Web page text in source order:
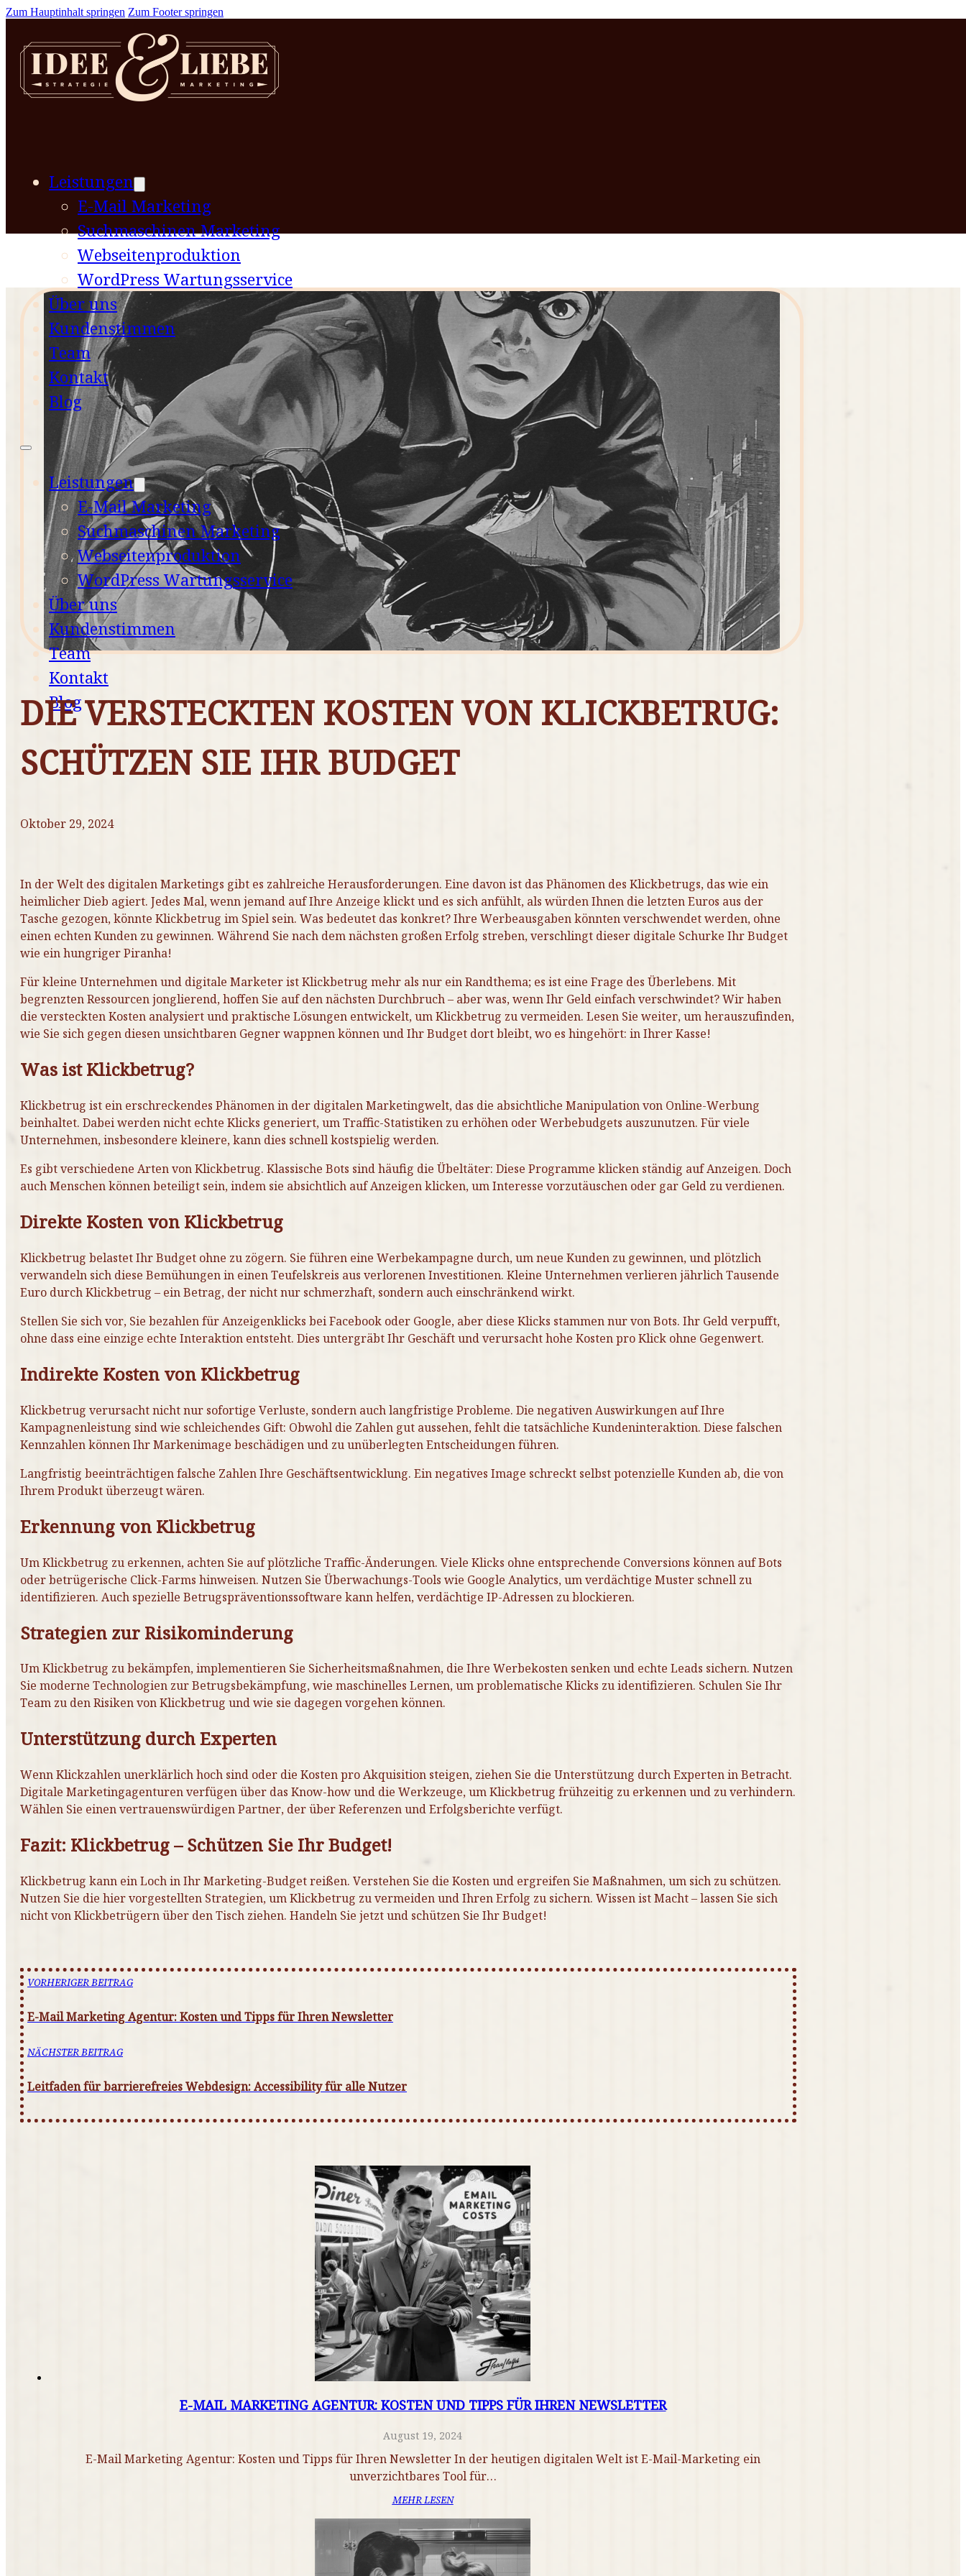
Zum Hauptinhalt springen Zum Footer springen
Leistungen
E-Mail Marketing
Suchmaschinen Marketing
Webseitenproduktion
WordPress Wartungsservice
Über uns
Kundenstimmen
Team
Kontakt
Blog
Leistungen
E-Mail Marketing
Suchmaschinen Marketing
Webseitenproduktion
WordPress Wartungsservice
Über uns
Kundenstimmen
Team
Kontakt
Blog
DIE VERSTECKTEN KOSTEN VON KLICKBETRUG:
SCHÜTZEN SIE IHR BUDGET
Oktober 29, 2024
In der Welt des digitalen Marketings gibt es zahlreiche Herausforderungen. Eine davon ist das Phänomen des Klickbetrugs, das wie ein
heimlicher Dieb agiert. Jedes Mal, wenn jemand auf Ihre Anzeige klickt und es sich anfühlt, als würden Ihnen die letzten Euros aus der
Tasche gezogen, könnte Klickbetrug im Spiel sein. Was bedeutet das konkret? Ihre Werbeausgaben könnten verschwendet werden, ohne
einen echten Kunden zu gewinnen. Während Sie nach dem nächsten großen Erfolg streben, verschlingt dieser digitale Schurke Ihr Budget
wie ein hungriger Piranha!
Für kleine Unternehmen und digitale Marketer ist Klickbetrug mehr als nur ein Randthema; es ist eine Frage des Überlebens. Mit
begrenzten Ressourcen jonglierend, hoffen Sie auf den nächsten Durchbruch – aber was, wenn Ihr Geld einfach verschwindet? Wir haben
die versteckten Kosten analysiert und praktische Lösungen entwickelt, um Klickbetrug zu vermeiden. Lesen Sie weiter, um herauszufinden,
wie Sie sich gegen diesen unsichtbaren Gegner wappnen können und Ihr Budget dort bleibt, wo es hingehört: in Ihrer Kasse!
Was ist Klickbetrug?
Klickbetrug ist ein erschreckendes Phänomen in der digitalen Marketingwelt, das die absichtliche Manipulation von Online-Werbung
beinhaltet. Dabei werden nicht echte Klicks generiert, um Traffic-Statistiken zu erhöhen oder Werbebudgets auszunutzen. Für viele
Unternehmen, insbesondere kleinere, kann dies schnell kostspielig werden.
Es gibt verschiedene Arten von Klickbetrug. Klassische Bots sind häufig die Übeltäter: Diese Programme klicken ständig auf Anzeigen. Doch
auch Menschen können beteiligt sein, indem sie absichtlich auf Anzeigen klicken, um Interesse vorzutäuschen oder gar Geld zu verdienen.
Direkte Kosten von Klickbetrug
Klickbetrug belastet Ihr Budget ohne zu zögern. Sie führen eine Werbekampagne durch, um neue Kunden zu gewinnen, und plötzlich
verwandeln sich diese Bemühungen in einen Teufelskreis aus verlorenen Investitionen. Kleine Unternehmen verlieren jährlich Tausende
Euro durch Klickbetrug – ein Betrag, der nicht nur schmerzhaft, sondern auch einschränkend wirkt.
Stellen Sie sich vor, Sie bezahlen für Anzeigenklicks bei Facebook oder Google, aber diese Klicks stammen nur von Bots. Ihr Geld verpufft,
ohne dass eine einzige echte Interaktion entsteht. Dies untergräbt Ihr Geschäft und verursacht hohe Kosten pro Klick ohne Gegenwert.
Indirekte Kosten von Klickbetrug
Klickbetrug verursacht nicht nur sofortige Verluste, sondern auch langfristige Probleme. Die negativen Auswirkungen auf Ihre
Kampagnenleistung sind wie schleichendes Gift: Obwohl die Zahlen gut aussehen, fehlt die tatsächliche Kundeninteraktion. Diese falschen
Kennzahlen können Ihr Markenimage beschädigen und zu unüberlegten Entscheidungen führen.
Langfristig beeinträchtigen falsche Zahlen Ihre Geschäftsentwicklung. Ein negatives Image schreckt selbst potenzielle Kunden ab, die von
Ihrem Produkt überzeugt wären.
Erkennung von Klickbetrug
Um Klickbetrug zu erkennen, achten Sie auf plötzliche Traffic-Änderungen. Viele Klicks ohne entsprechende Conversions können auf Bots
oder betrügerische Click-Farms hinweisen. Nutzen Sie Überwachungs-Tools wie Google Analytics, um verdächtige Muster schnell zu
identifizieren. Auch spezielle Betrugspräventionssoftware kann helfen, verdächtige IP-Adressen zu blockieren.
Strategien zur Risikominderung
Um Klickbetrug zu bekämpfen, implementieren Sie Sicherheitsmaßnahmen, die Ihre Werbekosten senken und echte Leads sichern. Nutzen
Sie moderne Technologien zur Betrugsbekämpfung, wie maschinelles Lernen, um problematische Klicks zu identifizieren. Schulen Sie Ihr
Team zu den Risiken von Klickbetrug und wie sie dagegen vorgehen können.
Unterstützung durch Experten
Wenn Klickzahlen unerklärlich hoch sind oder die Kosten pro Akquisition steigen, ziehen Sie die Unterstützung durch Experten in Betracht.
Digitale Marketingagenturen verfügen über das Know-how und die Werkzeuge, um Klickbetrug frühzeitig zu erkennen und zu verhindern.
Wählen Sie einen vertrauenswürdigen Partner, der über Referenzen und Erfolgsberichte verfügt.
Fazit: Klickbetrug – Schützen Sie Ihr Budget!
Klickbetrug kann ein Loch in Ihr Marketing-Budget reißen. Verstehen Sie die Kosten und ergreifen Sie Maßnahmen, um sich zu schützen.
Nutzen Sie die hier vorgestellten Strategien, um Klickbetrug zu vermeiden und Ihren Erfolg zu sichern. Wissen ist Macht – lassen Sie sich
nicht von Klickbetrügern über den Tisch ziehen. Handeln Sie jetzt und schützen Sie Ihr Budget!
VORHERIGER BEITRAG
E-Mail Marketing Agentur: Kosten und Tipps für Ihren Newsletter
NÄCHSTER BEITRAG
Leitfaden für barrierefreies Webdesign: Accessibility für alle Nutzer
E-MAIL MARKETING AGENTUR: KOSTEN UND TIPPS FÜR IHREN NEWSLETTER
August 19, 2024
E-Mail Marketing Agentur: Kosten und Tipps für Ihren Newsletter In der heutigen digitalen Welt ist E-Mail-Marketing ein
unverzichtbares Tool für…
MEHR LESEN